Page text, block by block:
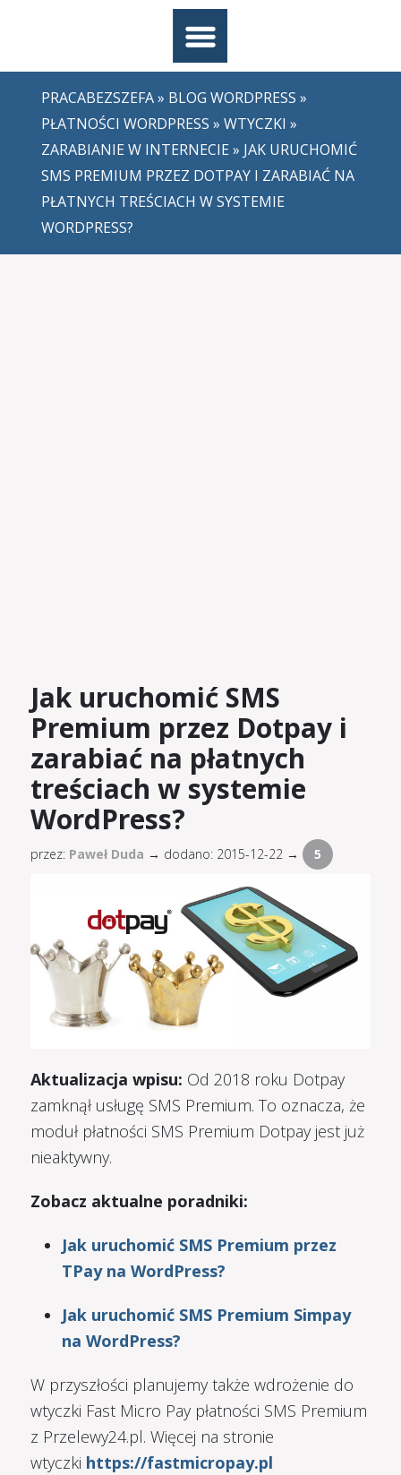
PRACABEZSZEFA» BLOG WORDPRESS »
PŁATNOŚCI WORDPRESS »WTYCZKI »
ZARABIANIE W INTERNECIE » JAK URUCHOMIĆ
SMS PREMIUM PRZEZ DOTPAY I ZARABIAĆ NA
PŁATNYCH TREŚCIACH W SYSTEMIE
WORDPRESS?
Jak uruchomić SMS
Premium przez Dotpay i
zarabiać na płatnych
treściach w systemie
WordPress?
przez: Paweł Duda → dodano: 2015-12-22 → 5
Aktualizacja wpisu: Od 2018 roku Dotpay
zamknął usługę SMS Premium. To oznacza, że
moduł płatności SMS Premium Dotpay jest już
nieaktywny.
Zobacz aktualne poradniki:
Jak uruchomić SMS Premium przez
TPay na WordPress?
Jak uruchomić SMS Premium Simpay
na WordPress?
W przyszłości planujemy także wdrożenie do
wtyczki Fast Micro Pay płatności SMS Premium
z Przelewy24.pl. Więcej na stronie
wtyczki https://fastmicropay.pl